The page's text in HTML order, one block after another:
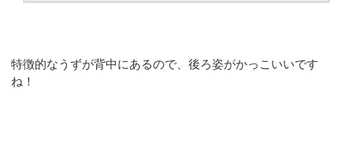
特徴的なうずが背中にあるので、後ろ姿がかっこいいです
ね！